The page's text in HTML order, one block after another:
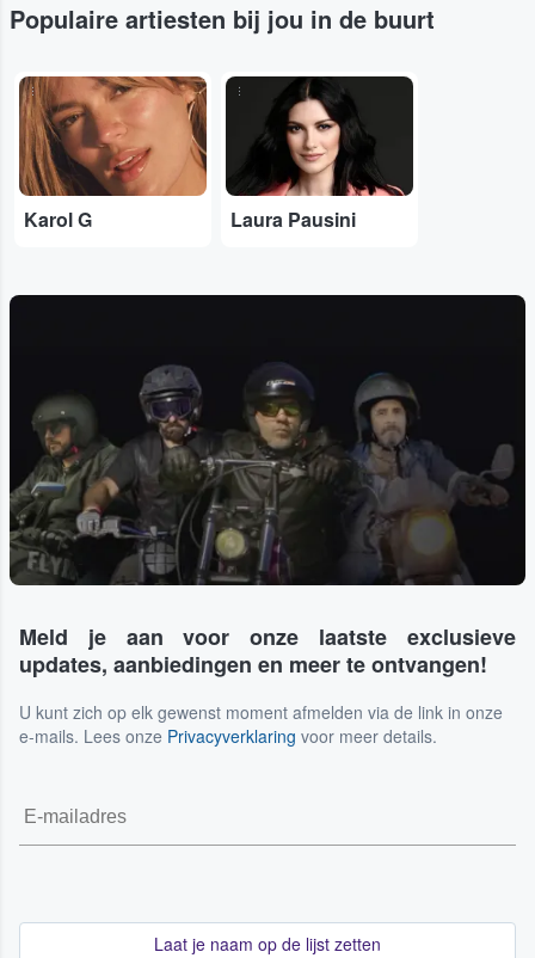
Populaire artiesten bij jou in de buurt
...
Karol G
...
Laura Pausini
Meld je aan voor onze laatste exclusieve
updates, aanbiedingen en meer te ontvangen!
U kunt zich op elk gewenst moment afmelden via de link in onze
e-mails. Lees onze Privacyverklaring voor meer details.
Laat je naam op de lijst zetten